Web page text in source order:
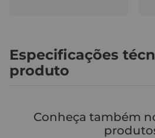
Especificações
produto
Conheça também